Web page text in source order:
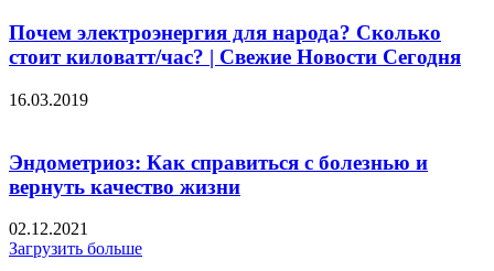
Почем электроэнергия для народа? Сколько
стоит киловатт/час? | Свежие Новости Сегодня
16.03.2019
Эндометриоз: Как справиться с болезнью и
вернуть качество жизни
02.12.2021
Загрузить больше